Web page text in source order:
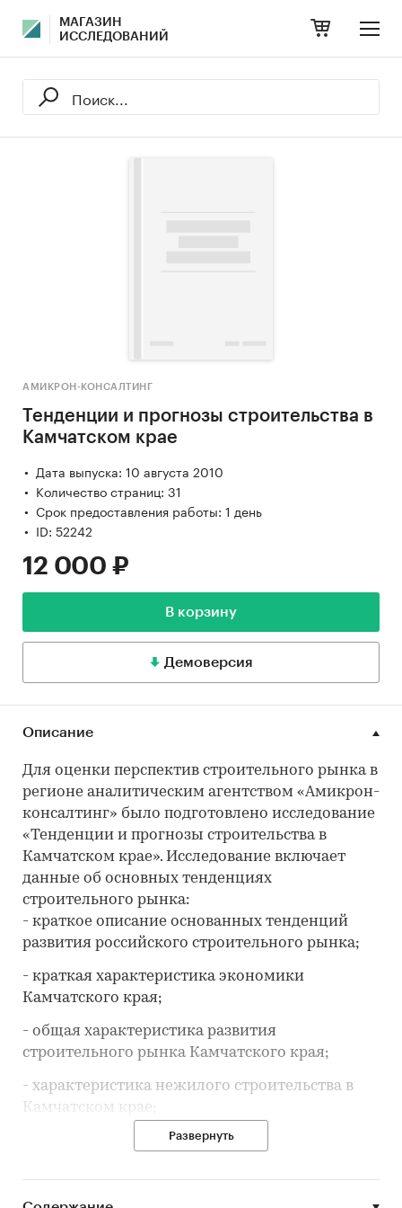
МАГАЗИН
ИССЛЕДОВАНИЙ
АМИКРОН-КОНСАЛТИНГ
Тенденции и прогнозы строительства в
Камчатском крае
Дата выпуска: 10 августа 2010
Количество страниц: 31
Срок предоставления работы: 1 день
ID: 52242
12 000 ₽
В корзину
Демоверсия
Описание
Для оценки перспектив строительного рынка в
регионе аналитическим агентством «Амикрон-
консалтинг» было подготовлено исследование
«Тенденции и прогнозы строительства в
Камчатском крае». Исследование включает
данные об основных тенденциях
строительного рынка:
- краткое описание основанных тенденций
развития российского строительного рынка;
- краткая характеристика экономики
Камчатского края;
- общая характеристика развития
строительного рынка Камчатского края;
- характеристика нежилого строительства в
Камчатском крае;
- характеристика жилищного строительства в
Развернуть